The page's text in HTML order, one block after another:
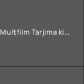
O'lik Kelin Uzbek tilida 2023 Multfilm Tarjima kino skachat